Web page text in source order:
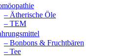
– Ätherische Öle
– TEM
– Bonbons & Fruchtbären
– Tee